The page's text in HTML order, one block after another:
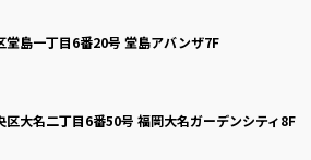
堂島一丁目6番20号 堂島アバンザ7F
区大名二丁目6番50号 福岡大名ガーデンシティ8F